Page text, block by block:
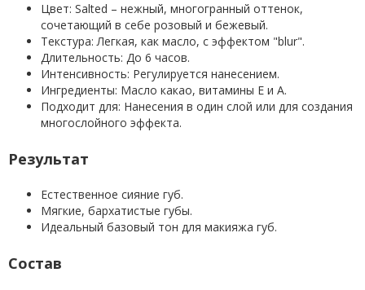
Цвет: Salted – нежный, многогранный оттенок,
сочетающий в себе розовый и бежевый.
Текстура: Легкая, как масло, с эффектом "blur".
Длительность: До 6 часов.
Интенсивность: Регулируется нанесением.
Ингредиенты: Масло какао, витамины Е и А.
Подходит для: Нанесения в один слой или для создания
многослойного эффекта.
Результат
Естественное сияние губ.
Мягкие, бархатистые губы.
Идеальный базовый тон для макияжа губ.
Состав